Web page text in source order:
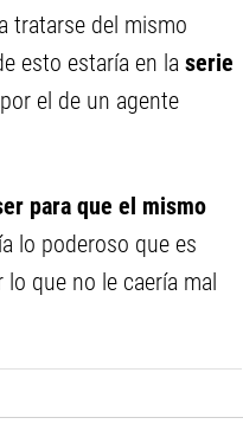
tratarse del mismo
esto estaría en la serie
el de un agente
para que el mismo
lo poderoso que es
que no le caería mal